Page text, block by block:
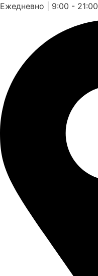
Ежедневно | 9:00 - 21:00